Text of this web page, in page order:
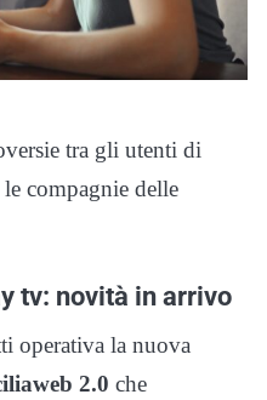
tra gli utenti di
compagnie delle
tv: novità in arrivo
operativa la nuova
2.0 che